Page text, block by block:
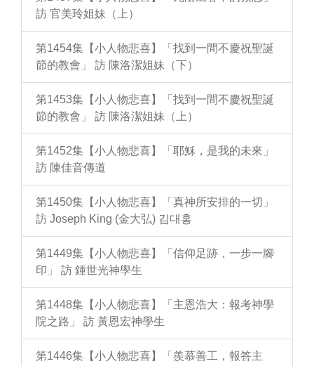
訪 官美玲姐妹（上）
第1454集【小人物悲喜】「找到一間不慶祝聖誕
節的教會」 訪 陳洛潔姐妹（下）
第1453集【小人物悲喜】「找到一間不慶祝聖誕
節的教會」 訪 陳洛潔姐妹（上）
第1452集【小人物悲喜】「耶穌，是我的未來」
訪 陳佳音傳道
第1450集【小人物悲喜】「真神所安排的一切」
訪 Joseph King (金大弘) 김대홍
第1449集【小人物悲喜】「信仰足跡，一步一腳
印」 訪 鍾世光神學生
第1448集【小人物悲喜】「主恩浩大：報考神學
院之路」 訪 黃恩宏神學生
第1446集【小人物悲喜】「羨慕善工，報答主